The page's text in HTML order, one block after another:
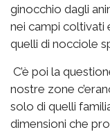
ginocchio dagli
nei campi
quelli di nocciole
C’è poi la
nostre zone
solo di quelli
dimensioni che